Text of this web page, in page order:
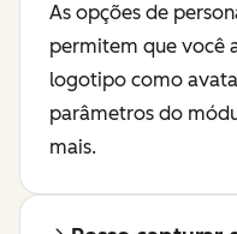
As opções de
permitem que você
logotipo como
parâmetros do
mais.